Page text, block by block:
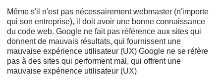
Même s'il n'est pas nécessairement webmaster (n'importe
qui son entreprise), il doit avoir une bonne connaissance
du code web. Google ne fait pas référence aux sites qui
donnent de mauvais résultats, qui fournissent une
mauvaise expérience utilisateur (UX) Google ne se réfère
pas à des sites qui performent mal, qui offrent une
mauvaise expérience utilisateur (UX)